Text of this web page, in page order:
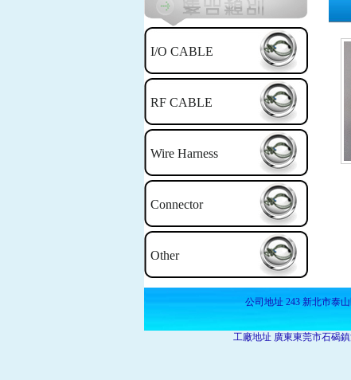
I/O CABLE
RF CABLE
Wire Harness
Connector
Other
公司地址 243 新北市泰山
工廠地址 廣東東莞市石碣鎮